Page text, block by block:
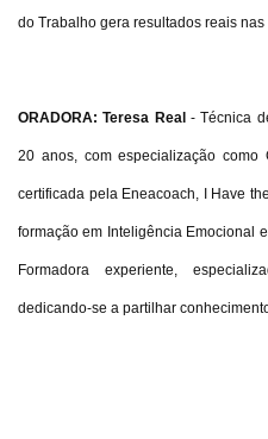
do Trabalho gera resultados reais nas
ORADORA: Teresa Real- Técnica
20 anos, com especialização como
certificada pela Eneacoach, I Have
formação em Inteligência Emocional
Formadora experiente,
dedicando-se a partilhar